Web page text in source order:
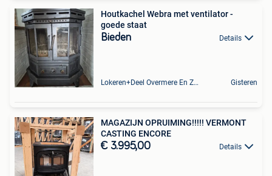
Houtkachel Webra met ventilator -
goede staat
Bieden Details
Lokeren+Deel Overmere En Zele Gisteren
MAGAZIJN OPRUIMING!!!!! VERMONT
CASTING ENCORE
€ 3.995,00 Details